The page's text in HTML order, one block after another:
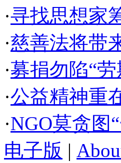
·寻找思想家
·慈善法将带
·募捐勿陷“
·公益精神重
·NGO莫贪图
电子版 |